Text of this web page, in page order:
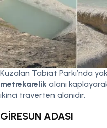
Kuzalan Tabiat Parkı’nda
metrekarelik alanı
ikinci traverten alanıdır.
GİRESUN ADASI